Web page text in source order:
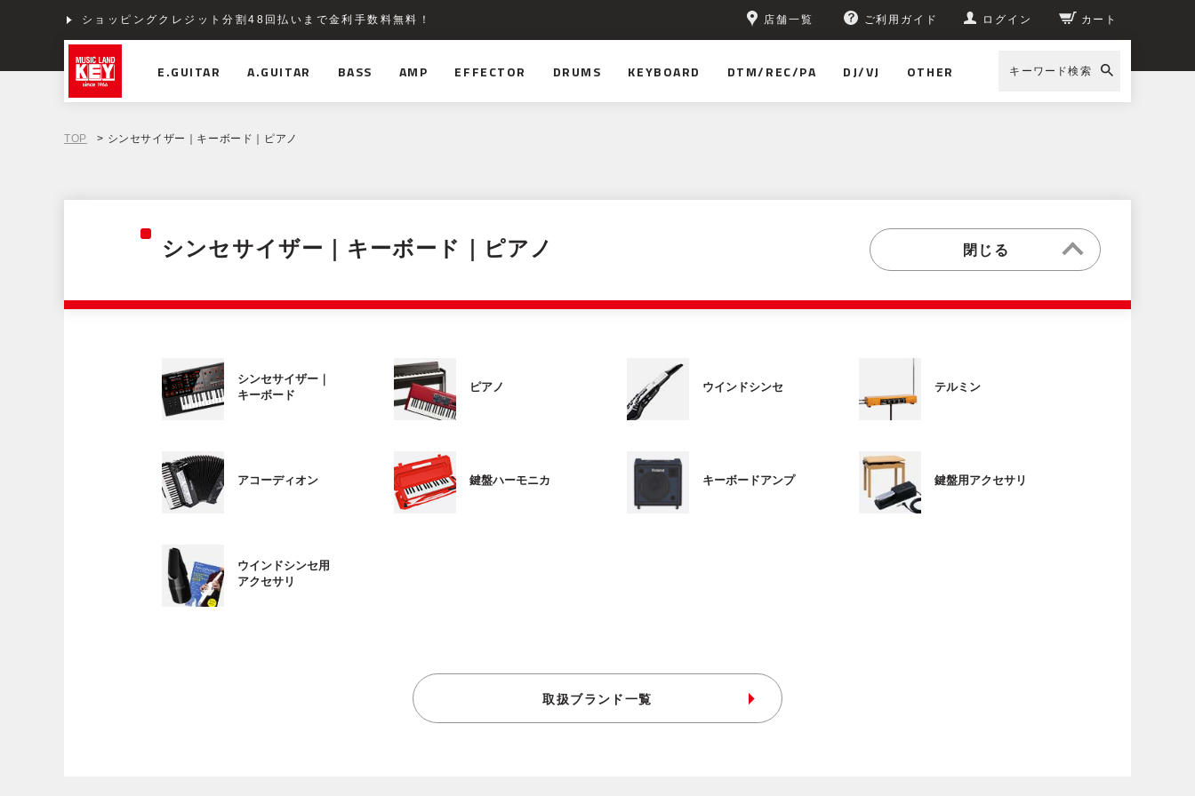
ショッピングクレジット分割48回払いまで金利手数料無料！ 店舗一覧 ご利用ガイド ログイン カート
E.GUITAR A.GUITAR BASS AMP EFFECTOR DRUMS KEYBOARD DTM/REC/PA DJ/VJ OTHER キーワード検索
TOP > シンセサイザー｜キーボード｜ピアノ
シンセサイザー｜キーボード｜ピアノ
シンセサイザー｜
キーボード
ピアノ ウインドシンセ テルミン
アコーディオン 鍵盤ハーモニカ キーボードアンプ 鍵盤用アクセサリ
ウインドシンセ用
アクセサリ
取扱ブランド一覧